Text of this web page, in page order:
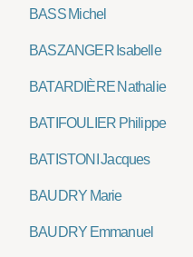
BASS Michel
BASZANGER Isabelle
BATARDIÈRE Nathalie
BATIFOULIER Philippe
BATISTONI Jacques
BAUDRY Marie
BAUDRY Emmanuel